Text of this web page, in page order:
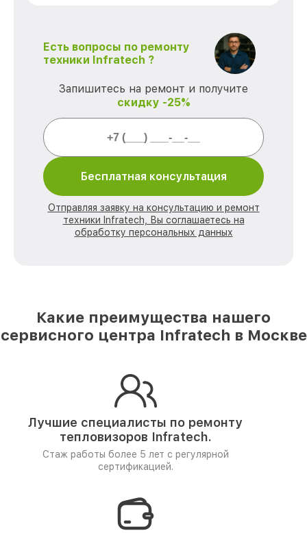
Есть вопросы по ремонту
техники Infratech ?
Запишитесь на ремонт и получите
скидку -25%
Бесплатная консультация
Отправляя заявку на консультацию и ремонт
техники Infratech, Вы соглашаетесь на
обработку персональных данных
Какие преимущества нашего
сервисного центра Infratech в Москве
Лучшие специалисты по ремонту
тепловизоров Infratech.
Стаж работы более 5 лет с регулярной
сертификацией.